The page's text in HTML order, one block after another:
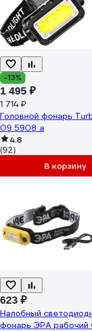
-13%
1 495 ₽
1 714 ₽
Головной фонарь
09 5908_а
4.8
(92)
В корзину
623 ₽
Налобный
фонарь ЭРА рабочий